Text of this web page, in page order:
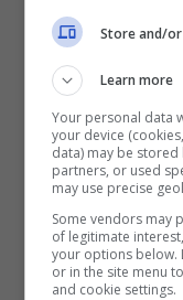
elettricaera
rottamazione, e
caso di vecchio
però destinato
Adesso infatti i
50%. Lo
sconto
4500 ai 7500
nella fascia di
Km, e che abbia
Store and/
Learn more
Your personal data
your device
data) may be
partners, or used
may use precise
Some vendors may
of legitimate
your options below.
or in the site menu
and cookie settings.